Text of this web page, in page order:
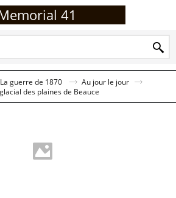
41
La guerre de 1870
Au jour le jour
des plaines de Beauce